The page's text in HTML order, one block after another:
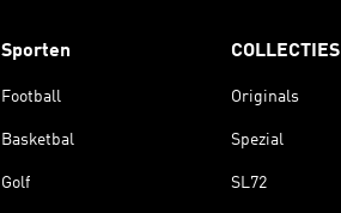
Sporten
Football
Basketbal
Golf
COLLECTIES
Originals
Spezial
SL72